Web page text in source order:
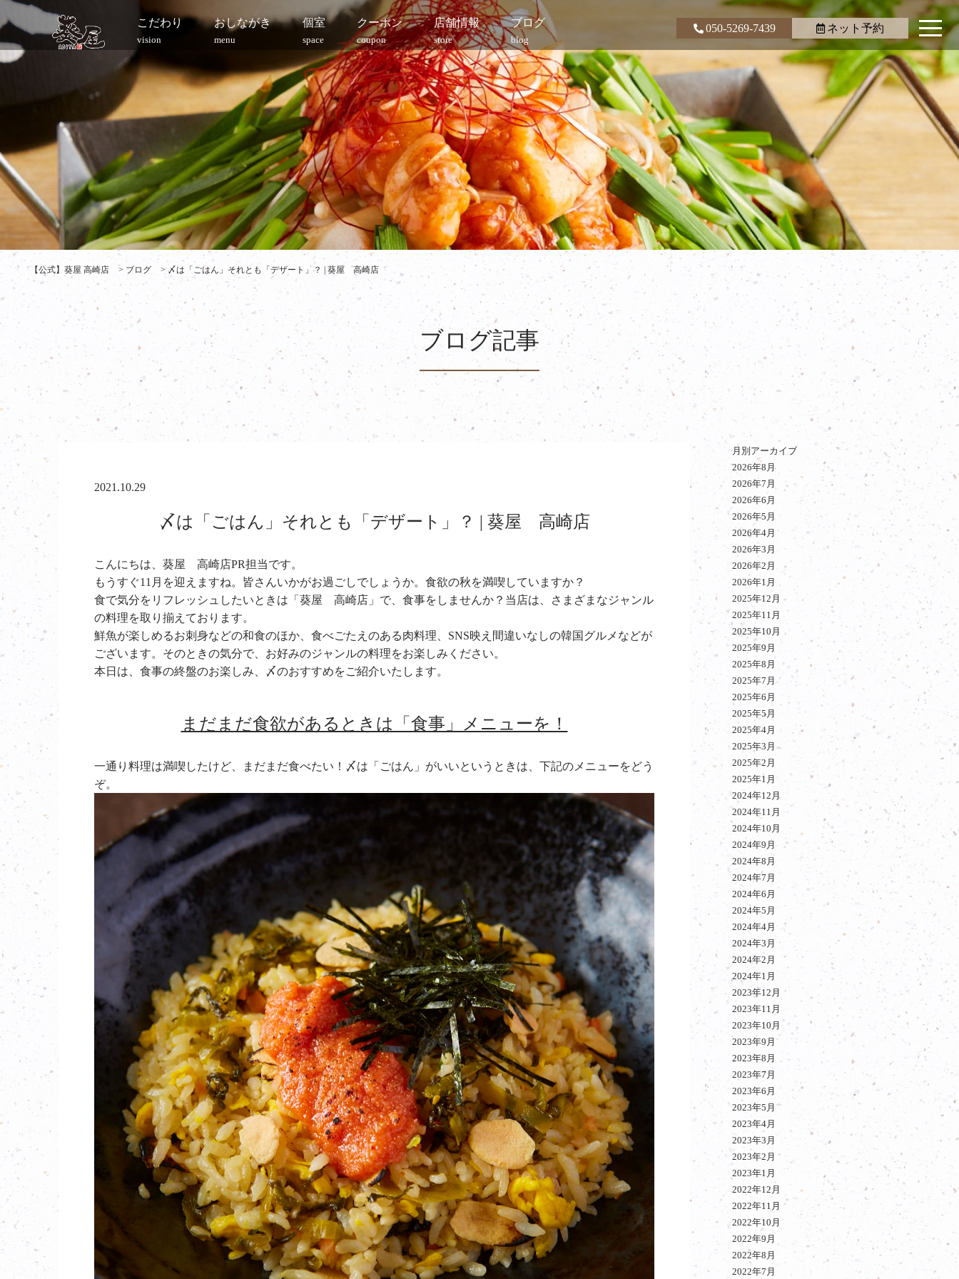
こだわり
vision
おしながき
menu
個室
space
クーポン
coupon
店舗情報
store
ブログ
blog
050-5269-7439 ネット予約
【公式】葵屋 高崎店 > ブログ > 〆は「ごはん」それとも「デザート」？ | 葵屋 高崎店
ブログ記事
2021.10.29
〆は「ごはん」それとも「デザート」？ | 葵屋 高崎店
こんにちは、葵屋 高崎店PR担当です。
もうすぐ11月を迎えますね。皆さんいかがお過ごしでしょうか。食欲の秋を満喫していますか？
食で気分をリフレッシュしたいときは「葵屋 高崎店」で、食事をしませんか？当店は、さまざまなジャンル
の料理を取り揃えております。
鮮魚が楽しめるお刺身などの和食のほか、食べごたえのある肉料理、SNS映え間違いなしの韓国グルメなどが
ございます。そのときの気分で、お好みのジャンルの料理をお楽しみください。
本日は、食事の終盤のお楽しみ、〆のおすすめをご紹介いたします。
まだまだ食欲があるときは「食事」メニューを！
一通り料理は満喫したけど、まだまだ食べたい！〆は「ごはん」がいいというときは、下記のメニューをどう
ぞ。
月別アーカイブ
2026年8月
2026年7月
2026年6月
2026年5月
2026年4月
2026年3月
2026年2月
2026年1月
2025年12月
2025年11月
2025年10月
2025年9月
2025年8月
2025年7月
2025年6月
2025年5月
2025年4月
2025年3月
2025年2月
2025年1月
2024年12月
2024年11月
2024年10月
2024年9月
2024年8月
2024年7月
2024年6月
2024年5月
2024年4月
2024年3月
2024年2月
2024年1月
2023年12月
2023年11月
2023年10月
2023年9月
2023年8月
2023年7月
2023年6月
2023年5月
2023年4月
2023年3月
2023年2月
2023年1月
2022年12月
2022年11月
2022年10月
2022年9月
2022年8月
2022年7月